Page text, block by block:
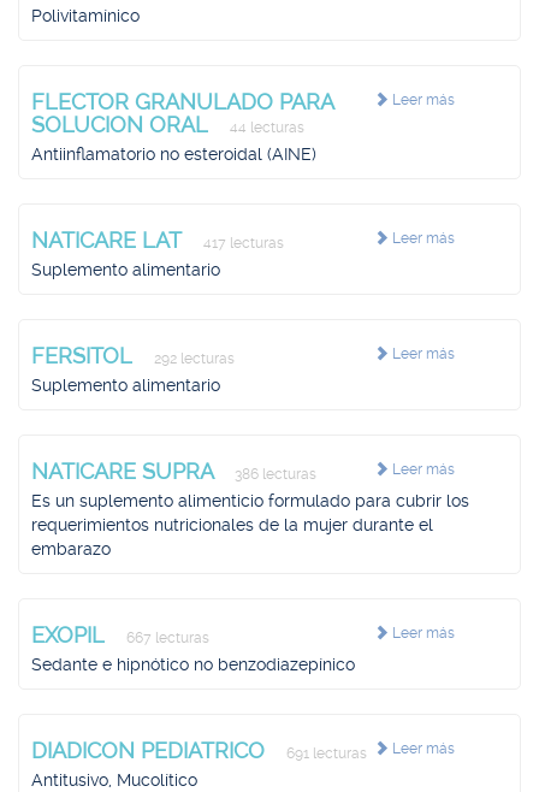
Polivitamínico
Leer más
FLECTOR GRANULADO PARA
SOLUCION ORAL
44 lecturas
Antiinflamatorio no esteroidal (AINE)
Leer más
NATICARE LAT 417 lecturas
Suplemento alimentario
Leer más
FERSITOL 292 lecturas
Suplemento alimentario
Leer más
NATICARE SUPRA 386 lecturas
Es un suplemento alimenticio formulado para cubrir los
requerimientos nutricionales de la mujer durante el
embarazo
Leer más
EXOPIL 667 lecturas
Sedante e hipnótico no benzodiazepínico
Leer más
DIADICON PEDIATRICO 691 lecturas
Antitusivo, Mucolítico